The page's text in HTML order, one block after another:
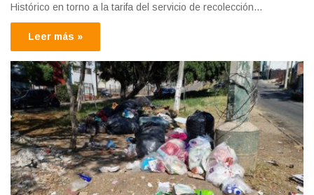
Histórico en torno a la tarifa del servicio de recolección…
Leer más »